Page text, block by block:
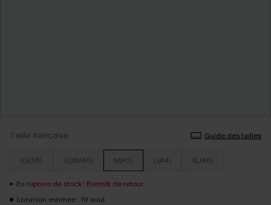
Taille française Guide des tailles
XS(36) S(38/40) M(42) L(44) XL(46)
En rupture de stock ! Bientôt de retour.
Livraison estimée : 19 août